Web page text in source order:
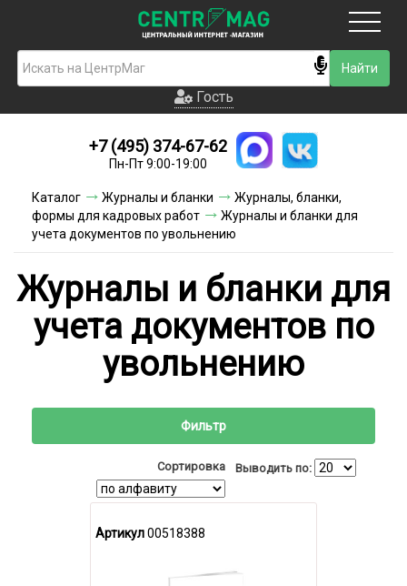
Гость
Новинки
Условия доставки
Условия оплаты
Контакты
Гость
+7 (495) 374-67-62
Пн-Пт 9:00-19:00
Каталог Журналы и бланки
Журналы, бланки,
формы для кадровых работ
Журналы и бланки для
учета документов по увольнению
Журналы и бланки для
учета документов по
увольнению
Фильтр
Сортировка Выводить по:
Артикул00518388